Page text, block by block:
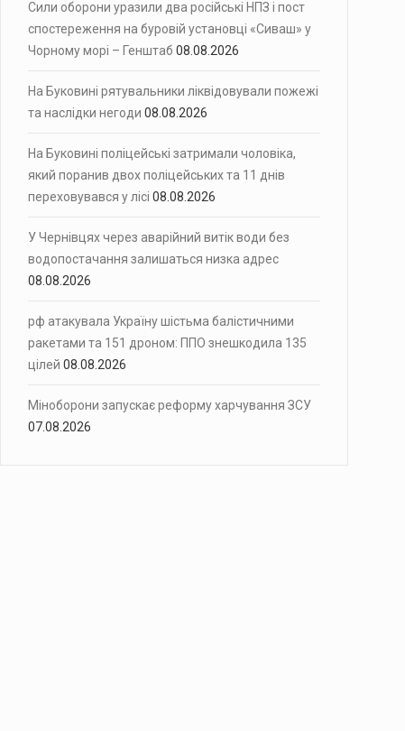
Сили оборони уразили два російські НПЗ і пост
спостереження на буровій установці «Сиваш» у
Чорному морі – Генштаб 08.08.2026
На Буковині рятувальники ліквідовували пожежі
та наслідки негоди 08.08.2026
На Буковині поліцейські затримали чоловіка,
який поранив двох поліцейських та 11 днів
переховувався у лісі 08.08.2026
У Чернівцях через аварійний витік води без
водопостачання залишаться низка адрес
08.08.2026
рф атакувала Україну шістьма балістичними
ракетами та 151 дроном: ППО знешкодила 135
цілей 08.08.2026
Міноборони запускає реформу харчування ЗСУ
07.08.2026